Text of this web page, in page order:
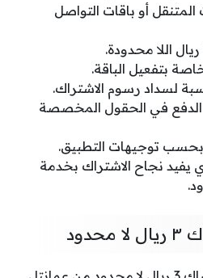
المتنقل أو باقات التواصل
بتفعيل الباقة.
لسداد رسوم الاشتراك.
الدفع في الحقول المخصصة
توجيهات التطبيق.
نجاح الاشتراك بخدمة